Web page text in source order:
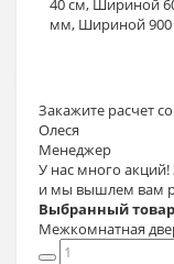
40 см, Шириной
мм, Шириной
Закажите расчет
Олеся
Менеджер
У нас много
и мы вышлем вам
Выбранный
Межкомнатная